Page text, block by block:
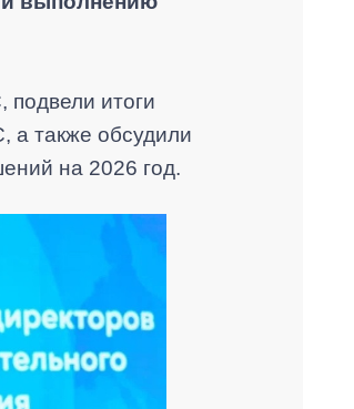
итоги
а также обсудили
на 2026 год.